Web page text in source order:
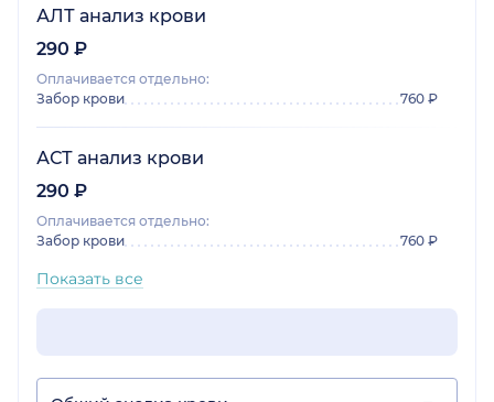
АЛТ анализ крови
290 ₽
Оплачивается отдельно:
Забор крови
760 ₽
АСТ анализ крови
290 ₽
Оплачивается отдельно:
Забор крови
760 ₽
Показать все